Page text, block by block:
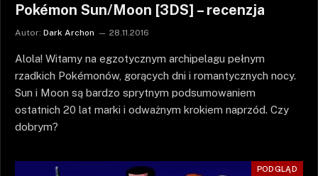
Pokémon Sun/Moon [3DS] – recenzja
Autor: Dark Archon 28.11.2016
Alola! Witamy na egzotycznym archipelagu pełnym
rzadkich Pokémonów, gorących dni i romantycznych nocy.
Sun i Moon są bardzo sprytnym podsumowaniem
ostatnich 20 lat marki i odważnym krokiem naprzód. Czy
dobrym?
PODGLĄD